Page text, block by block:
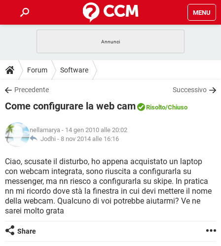
MENU
INTRATTENIMENTO
iOS
INSTAGRAM WHATSAPP
TIKTOK
HARDWARE
GUIDE
COVID-19
INSTAGRAM WHATSAPP
TIKTOK
HARDWARE
DOWNLOAD
COVID-19 GAMING
INTRATTENIMENTO
iOS WINDOWS 10
INSTAGRAM WHATSAPP
TIKTOK FACEBOOK
HARDWARE
COVID-19 GAMING
INTRATTENIMENTO
iOS WINDOWS 10
INSTAGRAM WHATSAPP
TIKTOK FACEBOOK
HARDWARE
GLOSSARIO
COVID-19
INTRATTENIMENTO ANDROID
iOS WINDOWS 10
INSTAGRAM
TIKTOK
Forum Software
Precedente Successivo
Come configurare la web cam Risolto/Chiuso
nellamarya - 14 gen 2010 alle 20:02
Jodhi - 8 nov 2014 alle 16:16
Ciao, scusate il disturbo, ho appena acquistato un laptop
con webcam integrata, sono riuscita a configurarla su
messenger, ma nn riesco a configurarla su skipe. In pratica
nn mi ricordo dove stà la finestra in cui devi mettere il nome
della webcam. Qualcuno di voi potrebbe aiutarmi? Ve ne
sarei molto grata
Share